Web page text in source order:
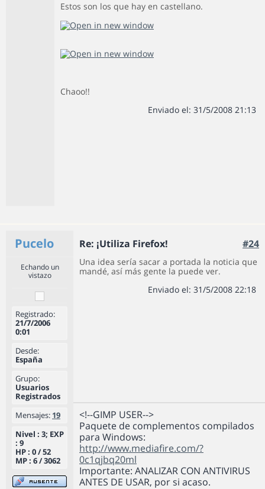
Estos son los que hay en castellano.
Chaoo!!
Enviado el: 31/5/2008 21:13
Pucelo Re: ¡Utiliza Firefox! #24
Echando un
vistazo
Registrado:
21/7/2006
0:01
Desde:
España
Grupo:
Usuarios
Registrados
Mensajes: 19
Nivel : 3; EXP
: 9
HP : 0 / 52
MP : 6 / 3062
Una idea sería sacar a portada la noticia que
mandé, así más gente la puede ver.
Enviado el: 31/5/2008 22:18
<!--GIMP USER-->
Paquete de complementos compilados
para Windows:
http://www.mediafire.com/?
0c1qjbq20ml
Importante: ANALIZAR CON ANTIVIRUS
ANTES DE USAR, por si acaso.